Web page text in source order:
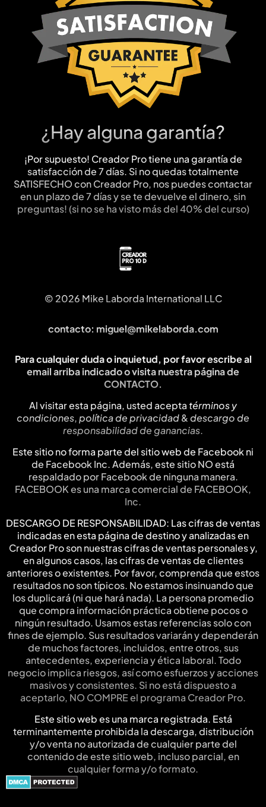
¿Hay alguna garantía?
¡Por supuesto! Creador Pro tiene una garantía de
satisfacción de 7 días. Si no quedas totalmente
SATISFECHO con Creador Pro, nos puedes contactar
en un plazo de 7 días y se te devuelve el dinero, sin
preguntas! (si no se ha visto más del 40% del curso)
© 2026 Mike Laborda International LLC
contacto: miguel@mikelaborda.com
Para cualquier duda o inquietud, por favor escribe al
email arriba indicado o visita nuestra página de
CONTACTO.
Al visitar esta página, usted acepta términos y
condiciones,política de privacidad&descargo de
responsabilidad de ganancias.
Este sitio no forma parte del sitio web de Facebook ni
de Facebook Inc. Además, este sitio NO está
respaldado por Facebook de ninguna manera.
FACEBOOK es una marca comercial de FACEBOOK,
Inc.
DESCARGO DE RESPONSABILIDAD: Las cifras de ventas
indicadas en esta página de destino y analizadas en
Creador Pro son nuestras cifras de ventas personales y,
en algunos casos, las cifras de ventas de clientes
anteriores o existentes. Por favor, comprenda que estos
resultados no son típicos. No estamos insinuando que
los duplicará (ni que hará nada). La persona promedio
que compra información práctica obtiene pocos o
ningún resultado. Usamos estas referencias solo con
fines de ejemplo. Sus resultados variarán y dependerán
de muchos factores, incluidos, entre otros, sus
antecedentes, experiencia y ética laboral. Todo
negocio implica riesgos, así como esfuerzos y acciones
masivos y consistentes. Si no está dispuesto a
aceptarlo, NO COMPRE el programa Creador Pro.
Este sitio web es una marca registrada. Está
terminantemente prohibida la descarga, distribución
y/o venta no autorizada de cualquier parte del
contenido de este sitio web, incluso parcial, en
cualquier forma y/o formato.